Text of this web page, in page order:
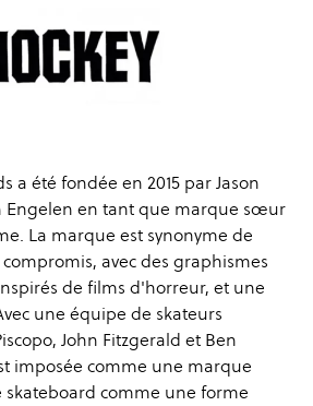
a été fondée en 2015 par Jason
Engelen en tant que marque sœur
La marque est synonyme de
avec des graphismes
de films d'horreur, et une
une équipe de skateurs
John Fitzgerald et Ben
imposée comme une marque
comme une forme